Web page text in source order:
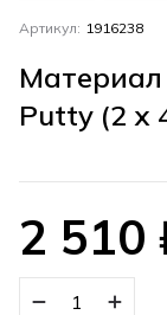
Артикул: 1916238
Putty (2 x
2 510